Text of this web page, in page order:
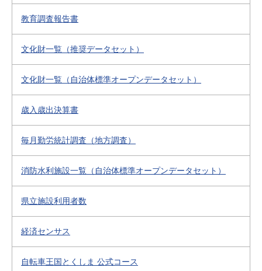
教育調査報告書
文化財一覧（推奨データセット）
文化財一覧（自治体標準オープンデータセット）
歳入歳出決算書
毎月勤労統計調査（地方調査）
消防水利施設一覧（自治体標準オープンデータセット）
県立施設利用者数
経済センサス
自転車王国とくしま 公式コース